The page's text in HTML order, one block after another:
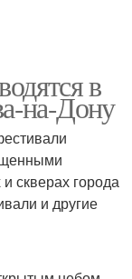
в
на-Дону
скверах города
и другие